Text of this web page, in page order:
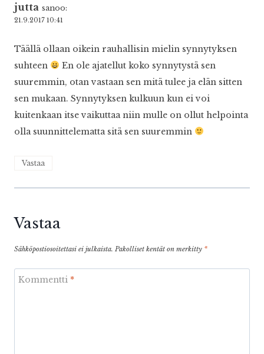
jutta sanoo:
21.9.2017 10:41
Täällä ollaan oikein rauhallisin mielin synnytyksen
suhteen
En ole ajatellut koko synnytystä sen
suuremmin, otan vastaan sen mitä tulee ja elän sitten
sen mukaan. Synnytyksen kulkuun kun ei voi
kuitenkaan itse vaikuttaa niin mulle on ollut helpointa
olla suunnittelematta sitä sen suuremmin
Vastaa
Vastaa
Sähköpostiosoitettasi ei julkaista. Pakolliset kentät on merkitty *
Kommentti *